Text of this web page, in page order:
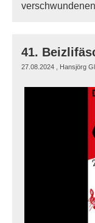
27.08.2024 , Hansjörg